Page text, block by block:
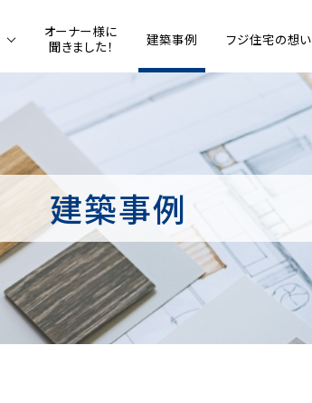
オーナー様に
聞きました！
建築事例 フジ住宅の想い
建築事例